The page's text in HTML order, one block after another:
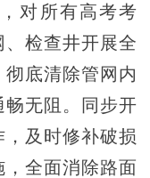
对所有高考考
、检查井开展全
底清除管网内
无阻。同步开
及时修补破损
全面消除路面